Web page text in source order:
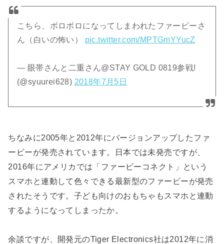
こちら、ボロボロになってしまわれたファービーさ
ん（白いの怖い） pic.twitter.com/MPTGmYYucZ
— 眼帯さんと二重さん@STAY GOLD 0819参戦!
(@syuurei628) 2018年7月5日
ちなみに2005年と2012年にバージョンアップしたファ
ービーが発売されています。日本では未発売ですが、
2016年にアメリカでは「ファービーコネクト」という
スマホと連動して色々できる最新型のファービーが発売
されたそうです。子ども向けのおもちゃもスマホと連動
するようになってしまったか。
余談ですが、開発元のTiger Electronics社は2012年に消